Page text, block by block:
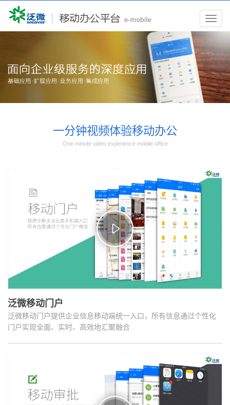
一分钟视频体验移动办公
One minute video experience mobile office
泛微移动门户
泛微移动门户提供企业信息移动端统一入口，所有信息通过个性化
门户实现全面、实时、高效地汇聚融合